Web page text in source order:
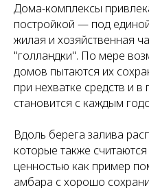
Дома-комплексы
постройкой — под
жилая и хозяйственная
"голландки". По мере
домов пытаются их
при нехватке средств и
становится с каждым
Вдоль берега залива
которые также
ценностью как пример
амбара с хорошо